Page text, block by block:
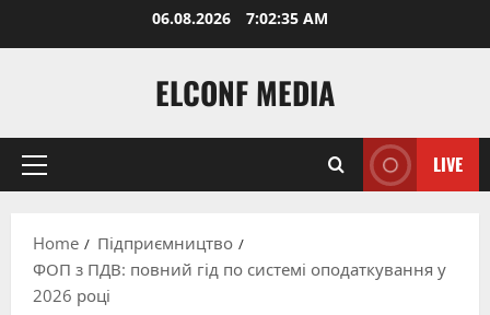
06.08.2026 7:02:37 AM
ELCONF MEDIA
Primary
LIVE
Home
Підприємництво
ФОП з ПДВ: повний гід по системі оподаткування у
2026 році